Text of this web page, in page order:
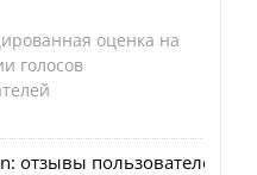
оценка на
голосов
отзывы пользователей и